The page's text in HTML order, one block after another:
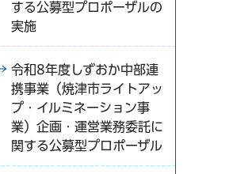
する公募型プロポーザルの
実施
令和8年度しずおか中部連
携事業（焼津市ライトアッ
プ・イルミネーション事
業）企画・運営業務委託に
関する公募型プロポーザル